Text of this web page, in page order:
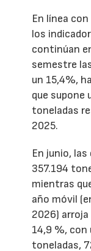
En línea
los
continúan
semestre
un 15,4%,
que supone
toneladas
2025.
En junio,
357.194
mientras
año móvil
2026)
14,9 %, con
toneladas,